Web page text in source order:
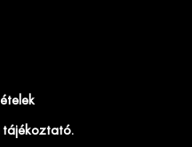
tájékoztató.